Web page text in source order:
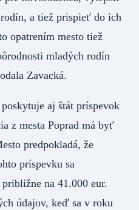
a tiež prispieť do ich
opatrením mesto tiež
mladých rodín
Zavacká.
aj štát príspevok
z mesta Poprad má byť
predpokladá, že
príspevku sa
na 41.000 eur.
údajov, keď sa v roku